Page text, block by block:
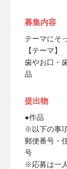
募集内容
テーマにそ
【テーマ】
歯やお口・
品
提出物
●作品
※以下の事
郵便番号・
号
※応募は一